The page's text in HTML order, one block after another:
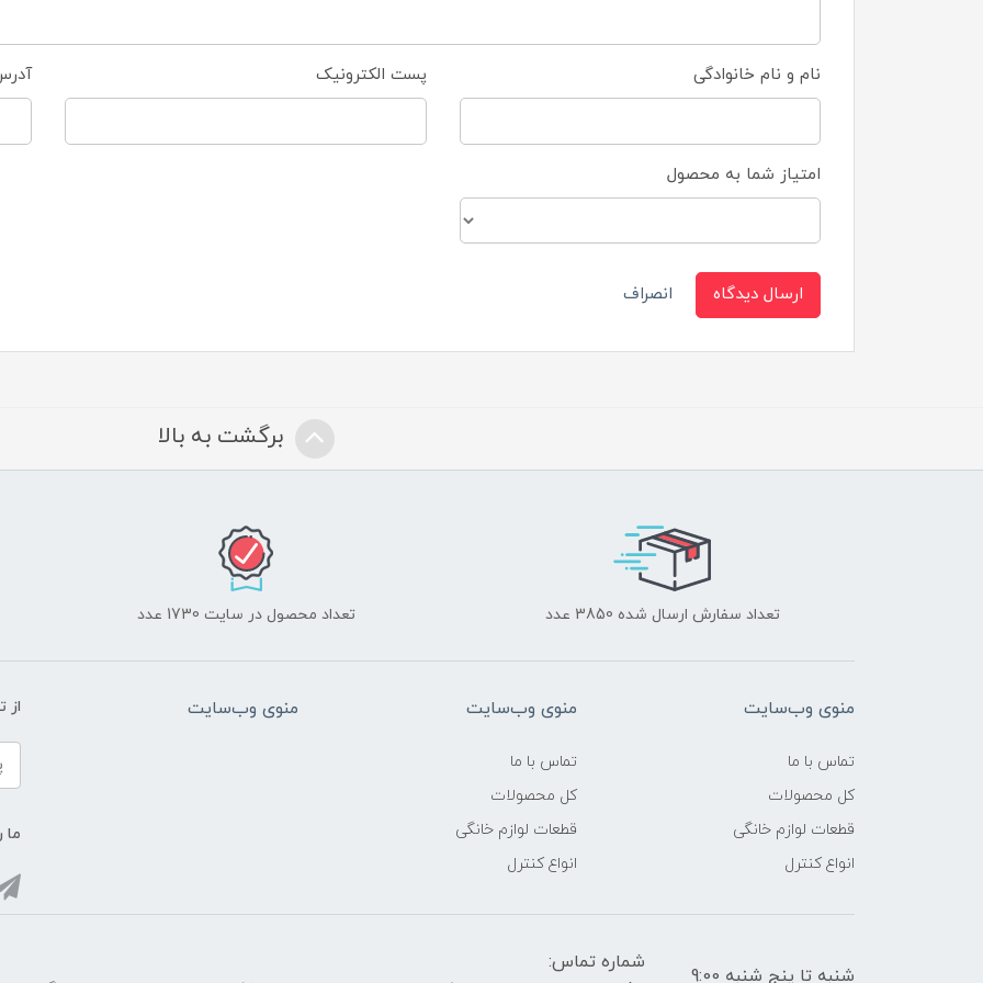
نام و نام خانوادگی پست الکترونیک
امتیاز شما به محصول
ارسال دیدگاه انصراف
برگشت به بالا
تعداد سفارش ارسال شده 3850 عدد تعداد محصول در سایت 1730 عدد
منوی وب‌سایت
تماس با ما
کل محصولات
قطعات لوازم خانگی
انواع کنترل
منوی وب‌سایت
تماس با ما
کل محصولات
قطعات لوازم خانگی
انواع کنترل
منوی وب‌سایت از
ما
شنبه تا پنج شنبه 9:00
شماره تماس: